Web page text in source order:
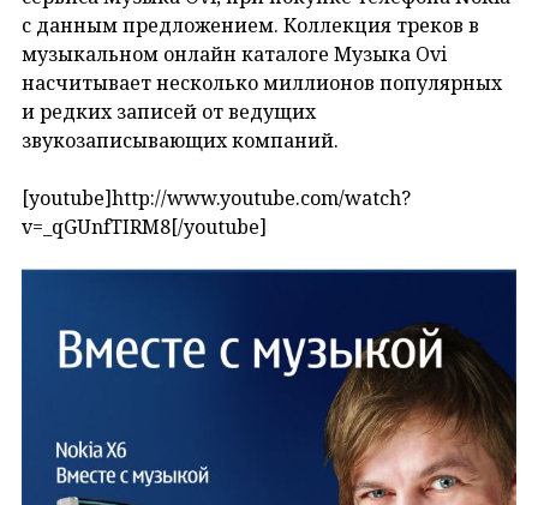
с данным предложением. Коллекция треков в
музыкальном онлайн каталоге Музыка Ovi
насчитывает несколько миллионов популярных
и редких записей от ведущих
звукозаписывающих компаний.
[youtube]http://www.youtube.com/watch?
v=_qGUnfTIRM8[/youtube]